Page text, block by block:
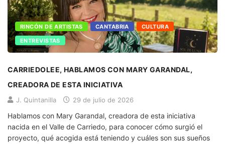
RINCÓN DE ARTISTAS CANTABRIA
CULTURA
ENTREVISTAS
CARRIEDOLEE, HABLAMOS CON MARY GARANDAL,
CREADORA DE ESTA INICIATIVA
J. Quintanilla 29 de julio de 2026
Hablamos con Mary Garandal, creadora de esta iniciativa
nacida en el Valle de Carriedo, para conocer cómo surgió el
proyecto, qué acogida está teniendo y cuáles son sus sueños